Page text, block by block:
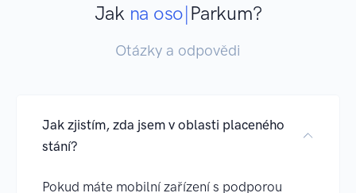
Jakpoužívat|Parkum?
Otázky a odpovědi
Jak zjistím, zda jsem v oblasti placeného
stání?
Pokud máte mobilní zařízení s podporou